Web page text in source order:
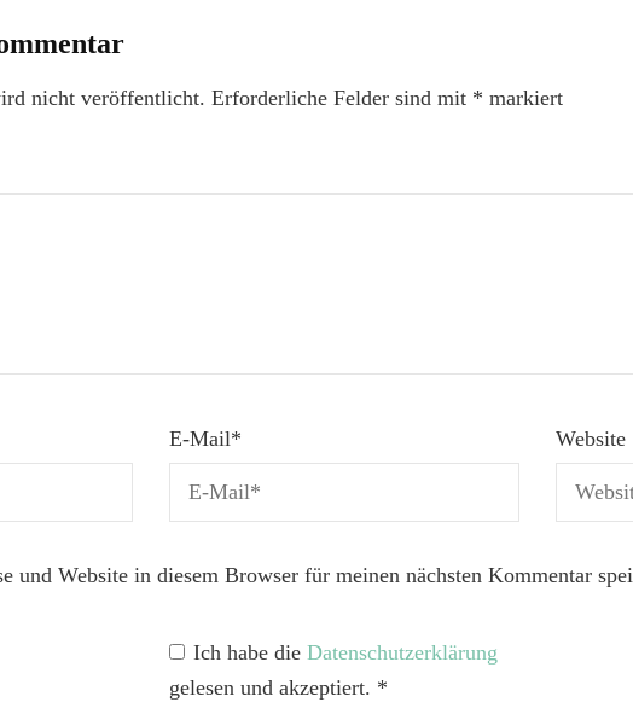
nicht veröffentlicht. Erforderliche Felder sind mit * markiert
E-Mail* Website
und Website in diesem Browser für meinen nächsten Kommentar
Ich habe die Datenschutzerklärung
gelesen und akzeptiert. *